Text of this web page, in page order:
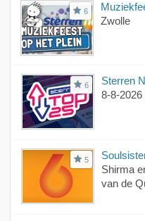
6
Zwolle
6
Sterren
8-8-2026
5
Shirma
van de